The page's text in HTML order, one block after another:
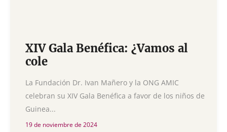
XIV Gala Benéfica: ¿Vamos al
cole
La Fundación Dr. Ivan Mañero y la ONG AMIC
celebran su XIV Gala Benéfica a favor de los niños de
Guinea...
19 de noviembre de 2024